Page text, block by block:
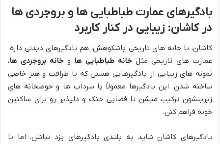
بادگیرهای عمارت طباطبایی ها و بروجردی ها
در کاشان: زیبایی در کنار کاربرد
کاشان، با خانه های تاریخی باشکوهش، هم بادگیرهای دیدنی داره.
عمارت های تاریخی مثل خانه طباطبایی ها و خانه بروجردی ها،
نمونه های زیبایی از بادگیرهایی هستن که با ظرافت و هنر خاصی
ساخته شدن. این بادگیرها معمولاً با سرداب ها و حوضخانه های
زیرینشون ترکیب میشن تا فضایی خنک و دلپذیر رو برای ساکنین
خونه فراهم کنن.
بادگیرهای کاشان شاید به بلندی بادگیرهای یزد نباشن، اما با